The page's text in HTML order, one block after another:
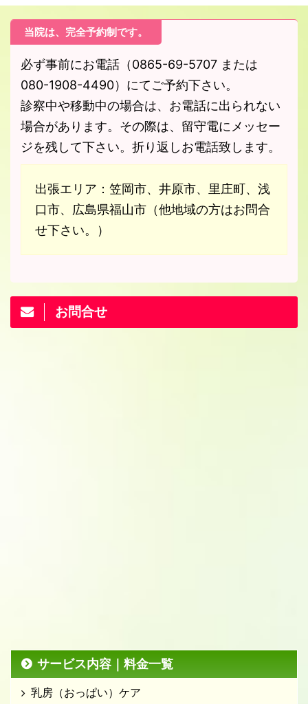
当院は、完全予約制です。
必ず事前にお電話（0865-69-5707 または
080-1908-4490）にてご予約下さい。
診察中や移動中の場合は、お電話に出られない
場合があります。その際は、留守電にメッセー
ジを残して下さい。折り返しお電話致します。
出張エリア：笠岡市、井原市、里庄町、浅
口市、広島県福山市（他地域の方はお問合
せ下さい。）
お問合せ
サービス内容｜料金一覧
乳房（おっぱい）ケア